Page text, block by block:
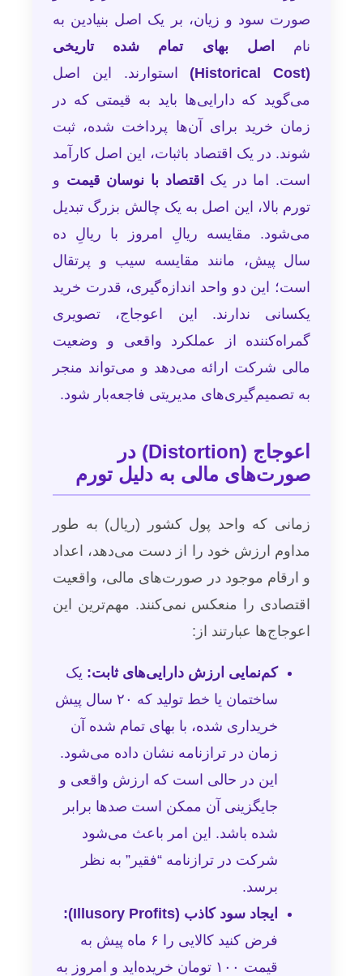
صورت سود و زیان، بر یک اصل بنیادین به
نام
اصل بهای تمام شده تاریخی
(Historical Cost)
استوارند. این اصل
می‌گوید که دارایی‌ها باید به قیمتی که در
زمان خرید برای آن‌ها پرداخت شده، ثبت
شوند. در یک اقتصاد باثبات، این اصل کارآمد
است. اما در یک
اقتصاد با نوسان قیمت و
تورم بالا، این اصل به یک چالش بزرگ تبدیل
می‌شود. مقایسه ریالِ امروز با ریالِ ده
سال پیش، مانند مقایسه سیب و پرتقال
است؛ این دو واحد اندازه‌گیری، قدرت خرید
یکسانی ندارند. این اعوجاج، تصویری
گمراه‌کننده از عملکرد واقعی و وضعیت
مالی شرکت ارائه می‌دهد و می‌تواند منجر
به تصمیم‌گیری‌های مدیریتی فاجعه‌بار شود.
اعوجاج (Distortion) در
صورت‌های مالی به دلیل تورم
زمانی که واحد پول کشور (ریال) به طور
مداوم ارزش خود را از دست می‌دهد، اعداد
و ارقام موجود در صورت‌های مالی، واقعیت
اقتصادی را منعکس نمی‌کنند. مهم‌ترین این
اعوجاج‌ها عبارتند از:
کم‌نمایی ارزش دارایی‌های ثابت: یک
ساختمان یا خط تولید که ۲۰ سال پیش
خریداری شده، با بهای تمام شده آن
زمان در ترازنامه نشان داده می‌شود.
این در حالی است که ارزش واقعی و
جایگزینی آن ممکن است صدها برابر
شده باشد. این امر باعث می‌شود
شرکت در ترازنامه “فقیر” به نظر
برسد.
ایجاد سود کاذب (Illusory Profits):
فرض کنید کالایی را ۶ ماه پیش به
قیمت ۱۰۰ تومان خریده‌اید و امروز به